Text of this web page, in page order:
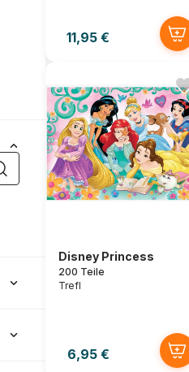
11,95 €
Disney Princess
200 Teile
Trefl
6,95 €